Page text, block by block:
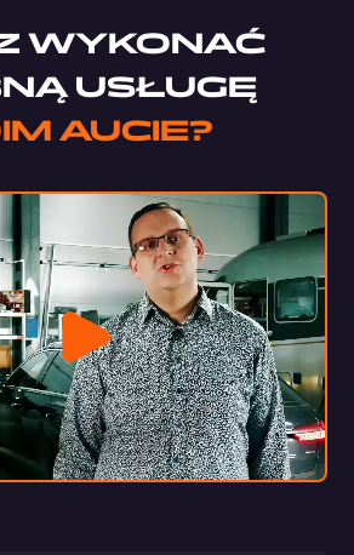
WYKONAĆ
USŁUGĘ
AUCIE?